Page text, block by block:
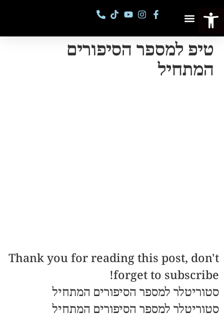
טיפ למספר הסיפורים
המתחיל
Thank you for reading this post, don't
forget to subscribe!
סטוריטלר למספר הסיפורים המתחיל
סטוריטלר למספר הסיפורים המתחיל
פתח סרגל נגישות